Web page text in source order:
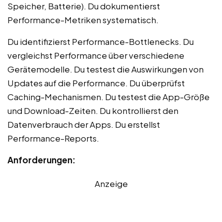
Speicher, Batterie). Du dokumentierst
Performance-Metriken systematisch.
Du identifizierst Performance-Bottlenecks. Du
vergleichst Performance über verschiedene
Gerätemodelle. Du testest die Auswirkungen von
Updates auf die Performance. Du überprüfst
Caching-Mechanismen. Du testest die App-Größe
und Download-Zeiten. Du kontrollierst den
Datenverbrauch der Apps. Du erstellst
Performance-Reports.
Anforderungen:
Anzeige